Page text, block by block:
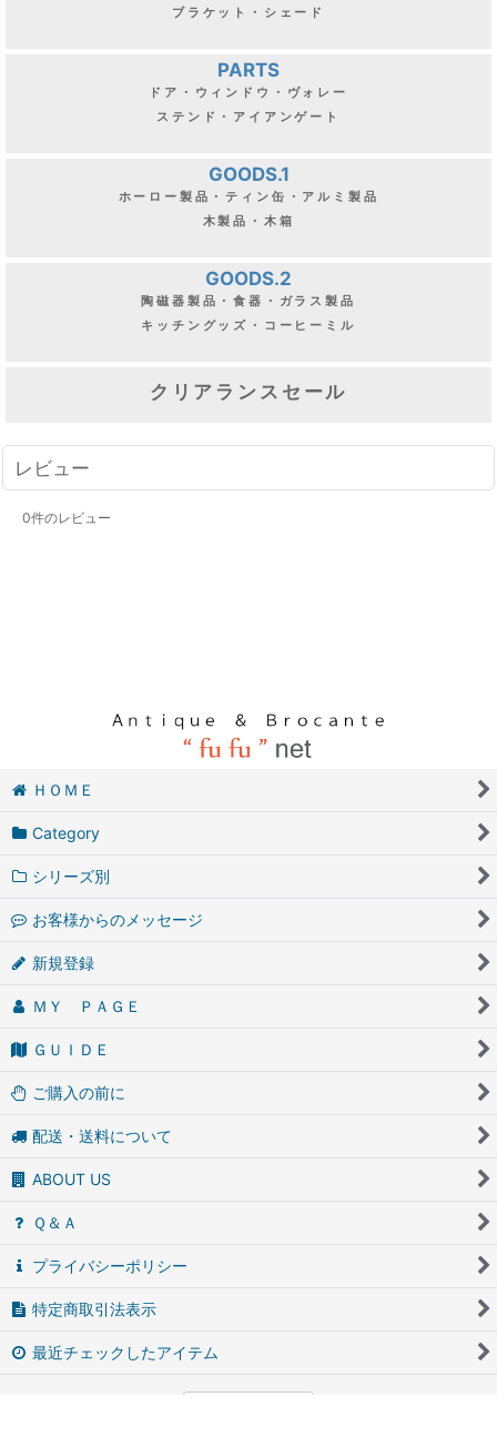
ブラケット・シェード
PARTS
ドア・ウィンドウ・ヴォレー
ステンド・アイアンゲート
GOODS.1
ホーロー製品・ティン缶・アルミ製品
木製品・木箱
GOODS.2
陶磁器製品・食器・ガラス製品
キッチングッズ・コーヒーミル
クリアランスセール
レビュー
0件のレビュー
ＨＯＭＥ
Category
シリーズ別
お客様からのメッセージ
新規登録
ＭＹ ＰＡＧＥ
ＧＵＩＤＥ
ご購入の前に
配送・送料について
ABOUT US
Ｑ＆Ａ
プライバシーポリシー
特定商取引法表示
最近チェックしたアイテム